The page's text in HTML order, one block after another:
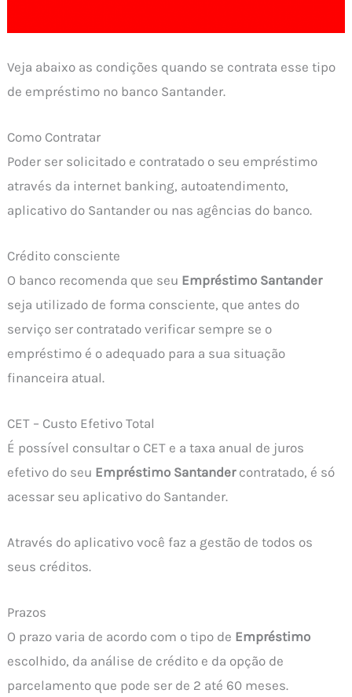
Veja abaixo as condições quando se contrata esse tipo
de empréstimo no banco Santander.
Como Contratar
Poder ser solicitado e contratado o seu empréstimo
através da internet banking, autoatendimento,
aplicativo do Santander ou nas agências do banco.
Crédito consciente
O banco recomenda que seu Empréstimo Santander
seja utilizado de forma consciente, que antes do
serviço ser contratado verificar sempre se o
empréstimo é o adequado para a sua situação
financeira atual.
CET – Custo Efetivo Total
É possível consultar o CET e a taxa anual de juros
efetivo do seu Empréstimo Santandercontratado, é só
acessar seu aplicativo do Santander.
Através do aplicativo você faz a gestão de todos os
seus créditos.
Prazos
O prazo varia de acordo com o tipo de Empréstimo
escolhido, da análise de crédito e da opção de
parcelamento que pode ser de 2 até 60 meses.